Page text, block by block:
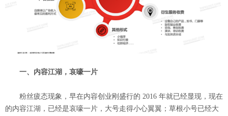
一、内容江湖，哀嚎一片
粉丝疲态现象，早在内容创业刚盛行的 2016 年就已经显现，现在
的内容江湖，已经是哀嚎一片，大号走得小心翼翼；草根小号已经大